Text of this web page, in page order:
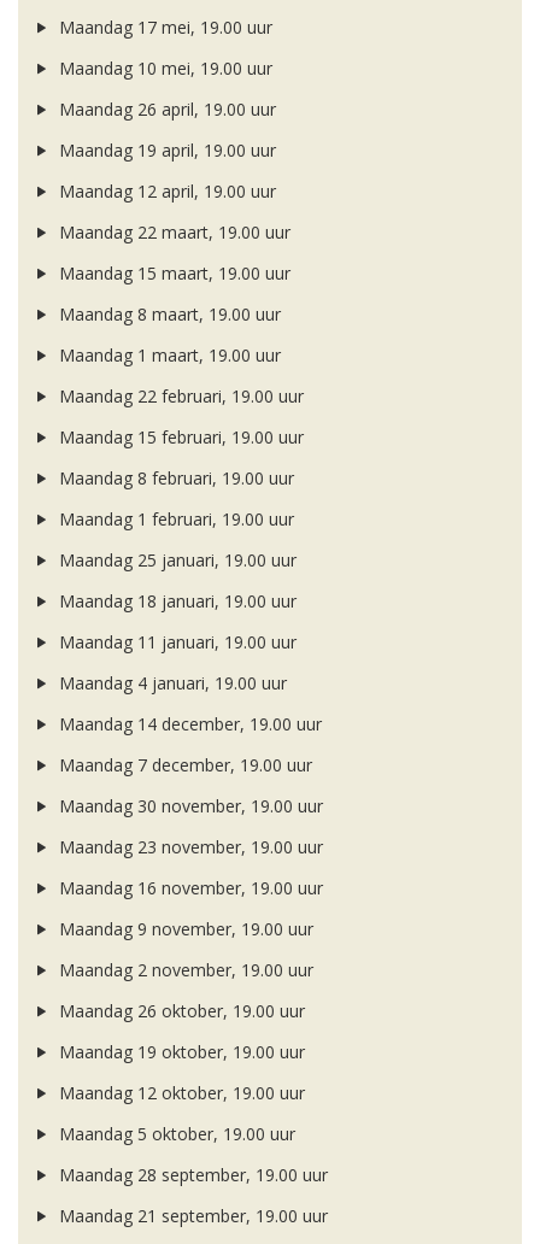
Maandag 17 mei, 19.00 uur
Maandag 10 mei, 19.00 uur
Maandag 26 april, 19.00 uur
Maandag 19 april, 19.00 uur
Maandag 12 april, 19.00 uur
Maandag 22 maart, 19.00 uur
Maandag 15 maart, 19.00 uur
Maandag 8 maart, 19.00 uur
Maandag 1 maart, 19.00 uur
Maandag 22 februari, 19.00 uur
Maandag 15 februari, 19.00 uur
Maandag 8 februari, 19.00 uur
Maandag 1 februari, 19.00 uur
Maandag 25 januari, 19.00 uur
Maandag 18 januari, 19.00 uur
Maandag 11 januari, 19.00 uur
Maandag 4 januari, 19.00 uur
Maandag 14 december, 19.00 uur
Maandag 7 december, 19.00 uur
Maandag 30 november, 19.00 uur
Maandag 23 november, 19.00 uur
Maandag 16 november, 19.00 uur
Maandag 9 november, 19.00 uur
Maandag 2 november, 19.00 uur
Maandag 26 oktober, 19.00 uur
Maandag 19 oktober, 19.00 uur
Maandag 12 oktober, 19.00 uur
Maandag 5 oktober, 19.00 uur
Maandag 28 september, 19.00 uur
Maandag 21 september, 19.00 uur